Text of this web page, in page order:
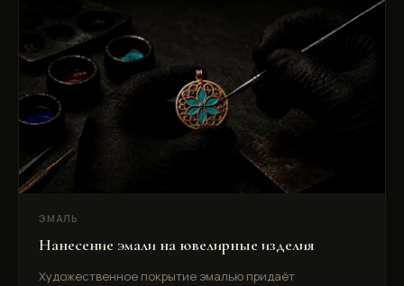
ЭМАЛЬ
Нанесение эмали на ювелирные изделия
Художественное покрытие эмалью придаёт